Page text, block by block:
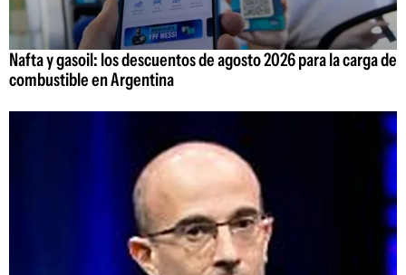
Nafta y gasoil: los descuentos de agosto 2026 para la carga de
combustible en Argentina